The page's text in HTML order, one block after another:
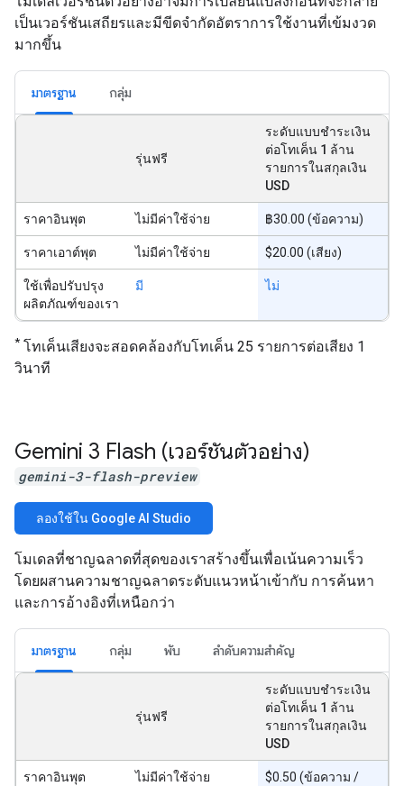
เป็นเวอร์ชันเสถียรและมีขีดจำกัดอัตราการใช้งานที่เข้มงวด
มากขึ้น
มาตรฐาน กลุ่ม
รุ่นฟรี
ระดับแบบชำระเงิน
ต่อโทเค็น 1 ล้าน
รายการในสกุลเงิน
USD
ราคาอินพุต ไม่มีค่าใช้จ่าย ฿30.00 (ข้อความ)
ราคาเอาต์พุต ไม่มีค่าใช้จ่าย $20.00 (เสียง)
ใช้เพื่อปรับปรุง
ผลิตภัณฑ์ของเรา
มี ไม่
* โทเค็นเสียงจะสอดคล้องกับโทเค็น 25 รายการต่อเสียง 1
วินาที
Gemini 3 Flash (เวอร์ชันตัวอย่าง)
gemini-3-flash-preview
ลองใช้ใน Google AI Studio
โมเดลที่ชาญฉลาดที่สุดของเราสร้างขึ้นเพื่อเน้นความเร็ว
โดยผสานความชาญฉลาดระดับแนวหน้าเข้ากับ การค้นหา
และการอ้างอิงที่เหนือกว่า
มาตรฐาน กลุ่ม พับ ลำดับความสำคัญ
รุ่นฟรี
ระดับแบบชำระเงิน
ต่อโทเค็น 1 ล้าน
รายการในสกุลเงิน
USD
ราคาอินพุต ไม่มีค่าใช้จ่าย
$0.50 (ข้อความ /